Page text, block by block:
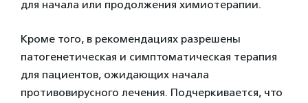
для начала или продолжения химиотерапии.
Кроме того, в рекомендациях разрешены
патогенетическая и симптоматическая терапия
для пациентов, ожидающих начала
противовирусного лечения. Подчеркивается, что